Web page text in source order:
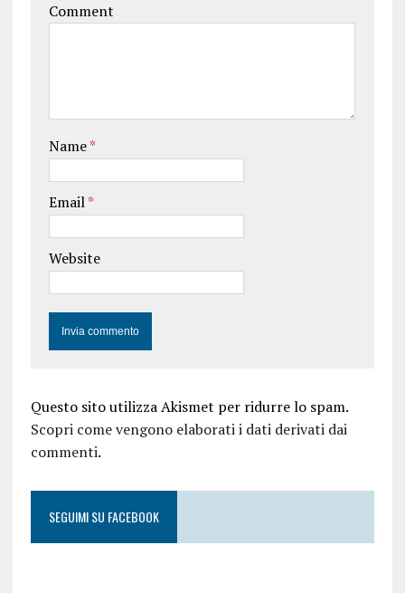
Comment
Name*
Email*
Website
Questo sito utilizza Akismet per ridurre lo spam.
Scopri come vengono elaborati i dati derivati dai
commenti.
SEGUIMI SU FACEBOOK